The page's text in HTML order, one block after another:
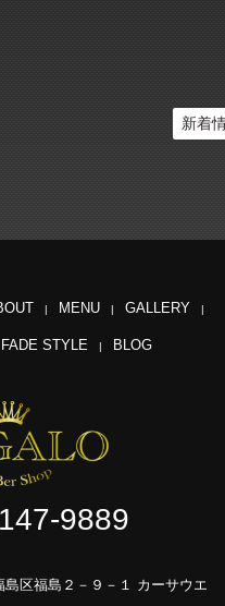
新着
MENU GALLERY
FADE STYLE BLOG
9889
島区福島２－９－１ カーサウエ